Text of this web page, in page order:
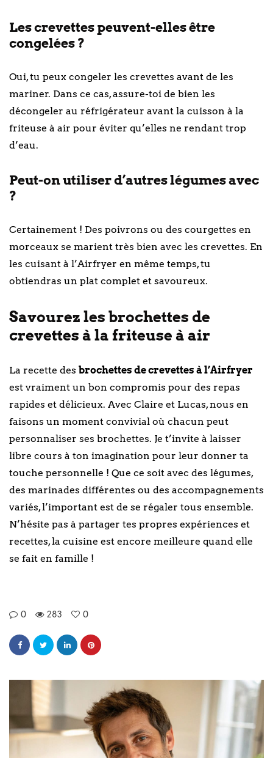
Les crevettes peuvent-elles être
congelées ?
Oui, tu peux congeler les crevettes avant de les
mariner. Dans ce cas, assure-toi de bien les
décongeler au réfrigérateur avant la cuisson à la
friteuse à air pour éviter qu’elles ne rendant trop
d’eau.
Peut-on utiliser d’autres légumes avec
?
Certainement ! Des poivrons ou des courgettes en
morceaux se marient très bien avec les crevettes. En
les cuisant à l’Airfryer en même temps, tu
obtiendras un plat complet et savoureux.
Savourez les brochettes de
crevettes à la friteuse à air
La recette des brochettes de crevettes à l’Airfryer
est vraiment un bon compromis pour des repas
rapides et délicieux. Avec Claire et Lucas, nous en
faisons un moment convivial où chacun peut
personnaliser ses brochettes. Je t’invite à laisser
libre cours à ton imagination pour leur donner ta
touche personnelle ! Que ce soit avec des légumes,
des marinades différentes ou des accompagnements
variés, l’important est de se régaler tous ensemble.
N’hésite pas à partager tes propres expériences et
recettes, la cuisine est encore meilleure quand elle
se fait en famille !
0 283 0